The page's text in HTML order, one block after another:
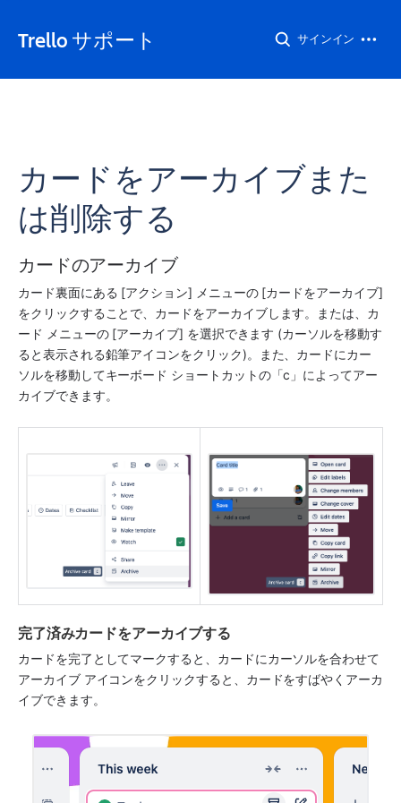
Trello サポート サインイン
カードをアーカイブまた
は削除する
カードのアーカイブ
カード裏面にある [アクション] メニューの [カードをアーカイブ]
をクリックすることで、カードをアーカイブします。または、カ
ード メニューの [アーカイブ] を選択できます (カーソルを移動す
ると表示される鉛筆アイコンをクリック)。また、カードにカー
ソルを移動してキーボード ショートカットの「c」によってアー
カイブできます。
完了済みカードをアーカイブする
カードを完了としてマークすると、カードにカーソルを合わせて
アーカイブ アイコンをクリックすると、カードをすばやくアーカ
イブできます。